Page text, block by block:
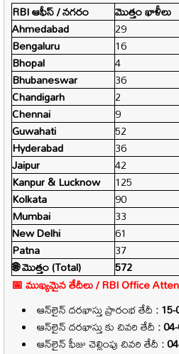
RBI ఆఫీస్ / నగరం
మొత్తం ఖాళీలు
Ahmedabad
29
Bengaluru
16
Bhopal
4
Bhubaneswar
36
Chandigarh
2
Chennai
9
Guwahati
52
Hyderabad
36
Jaipur
42
Kanpur & Lucknow
125
Kolkata
90
Mumbai
33
New Delhi
61
Patna
37
🌐 మొత్తం (Total)
572
📅 ముఖ్యమైన తేదీలు /RBI Office
ఆన్‌లైన్ దరఖాస్తు ప్రారంభ తేదీ :
ఆన్‌లైన్ దరఖాస్తు కు చివరి తేదీ :
ఆన్‌లైన్ ఫీజు చెల్లింపు చివరి తేదీ :